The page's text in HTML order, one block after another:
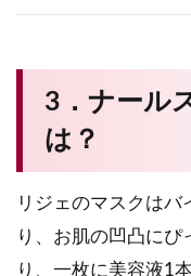
3．ナール
は？
リジェのマスクは
り、お肌の凹凸にぴ
り、一枚に美容液1